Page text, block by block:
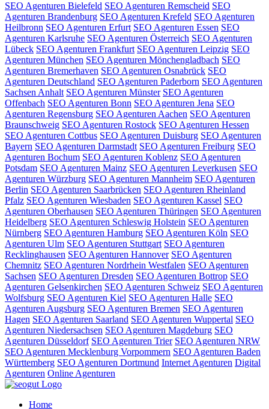
SEO Agenturen Bielefeld SEO Agenturen Remscheid SEO
Agenturen Brandenburg SEO Agenturen Krefeld SEO Agenturen
Heilbronn SEO Agenturen Erfurt SEO Agenturen Essen SEO
Agenturen Karlsruhe SEO Agenturen Österreich SEO Agenturen
Lübeck SEO Agenturen Frankfurt SEO Agenturen Leipzig SEO
Agenturen München SEO Agenturen Mönchengladbach SEO
Agenturen Bremerhaven SEO Agenturen Osnabrück SEO
Agenturen Deutschland SEO Agenturen Paderborn SEO Agenturen
Sachsen Anhalt SEO Agenturen Münster SEO Agenturen
Offenbach SEO Agenturen Bonn SEO Agenturen Jena SEO
Agenturen Regensburg SEO Agenturen Aachen SEO Agenturen
Braunschweig SEO Agenturen Rostock SEO Agenturen Hessen
SEO Agenturen Cottbus SEO Agenturen Duisburg SEO Agenturen
Bayern SEO Agenturen Darmstadt SEO Agenturen Freiburg SEO
Agenturen Bochum SEO Agenturen Koblenz SEO Agenturen
Potsdam SEO Agenturen Mainz SEO Agenturen Leverkusen SEO
Agenturen Würzburg SEO Agenturen Mannheim SEO Agenturen
Berlin SEO Agenturen Saarbrücken SEO Agenturen Rheinland
Pfalz SEO Agenturen Wiesbaden SEO Agenturen Kassel SEO
Agenturen Oberhausen SEO Agenturen Thüringen SEO Agenturen
Heidelberg SEO Agenturen Schleswig Holstein SEO Agenturen
Nürnberg SEO Agenturen Hamburg SEO Agenturen Köln SEO
Agenturen Ulm SEO Agenturen Stuttgart SEO Agenturen
Recklinghausen SEO Agenturen Hannover SEO Agenturen
Chemnitz SEO Agenturen Nordrhein Westfalen SEO Agenturen
Sachsen SEO Agenturen Dresden SEO Agenturen Bottrop SEO
Agenturen Gelsenkirchen SEO Agenturen Schweiz SEO Agenturen
Wolfsburg SEO Agenturen Kiel SEO Agenturen Halle SEO
Agenturen Augsburg SEO Agenturen Bremen SEO Agenturen
Hagen SEO Agenturen Saarland SEO Agenturen Wuppertal SEO
Agenturen Niedersachsen SEO Agenturen Magdeburg SEO
Agenturen Düsseldorf SEO Agenturen Trier SEO Agenturen NRW
SEO Agenturen Mecklenburg Vorpommern SEO Agenturen Baden
Württemberg SEO Agenturen Dortmund Internet Agenturen Digital
Agenturen Online Agenturen
Home